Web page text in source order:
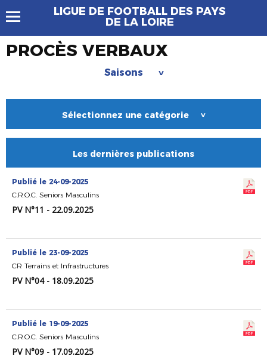
LIGUE DE FOOTBALL DES PAYS
DE LA LOIRE
PROCÈS VERBAUX
Saisons >
Sélectionnez une catégorie >
Les dernières publications
Publié le 24-09-2025
C.R.O.C. Seniors Masculins
PV N°11 - 22.09.2025
Publié le 23-09-2025
CR Terrains et Infrastructures
PV N°04 - 18.09.2025
Publié le 19-09-2025
C.R.O.C. Seniors Masculins
PV N°09 - 17.09.2025